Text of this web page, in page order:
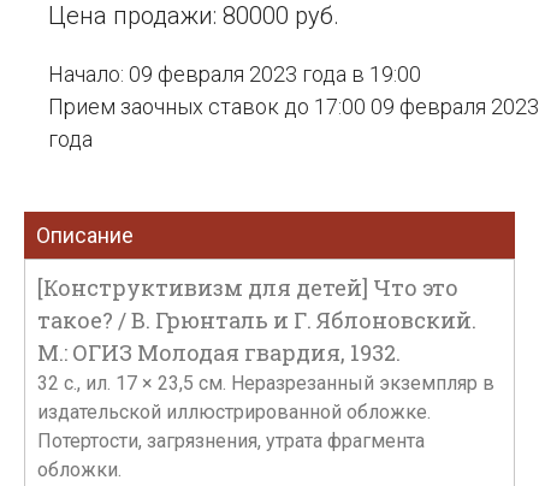
Цена продажи: 80000 руб.
Начало: 09 февраля 2023 года в 19:00
Прием заочных ставок до 17:00 09 февраля 2023
года
Описание
[Конструктивизм для детей] Что это
такое? / В. Грюнталь и Г. Яблоновский.
М.: ОГИЗ Молодая гвардия, 1932.
32 с., ил. 17 × 23,5 см. Неразрезанный экземпляр в
издательской иллюстрированной обложке.
Потертости, загрязнения, утрата фрагмента
обложки.